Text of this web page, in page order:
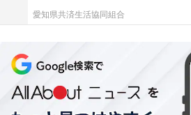
愛知県共済生活協同組合